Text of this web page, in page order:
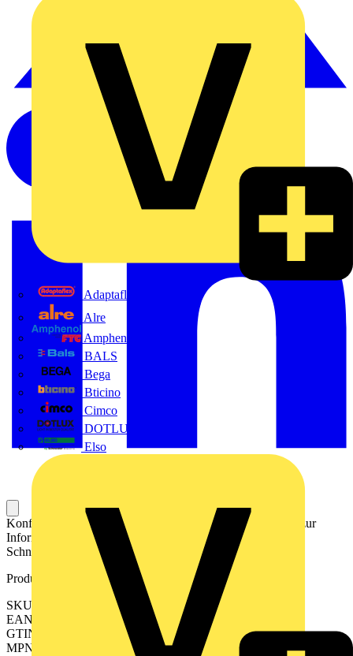
Adaptaflex
Alre
Amphenol FTG
BALS
Bega
Bticino
Cimco
DOTLUX GmbH
Elso
Konfektioniertes Kabel für die elektrische Verbindung und zur
Informationsübertragung zwischen der SPS und einer SPS-
Schnittstelle.
Produktkennzeichen
SKU: 2534060040
EAN: 04099986599932
GTIN: 04099986599932
MPN: PAC-MTM3-HE20-V0-4M